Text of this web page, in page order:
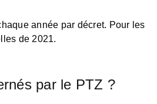
année par décret. Pour les
de 2021.
par le PTZ ?